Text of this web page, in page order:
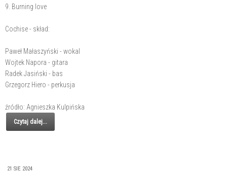
9. Burning love
Cochise - skład:
Paweł Małaszyński - wokal
Wojtek Napora - gitara
Radek Jasiński - bas
Grzegorz Hiero - perkusja
źródło: Agnieszka Kulpińska
Czytaj dalej...
21 SIE 2024